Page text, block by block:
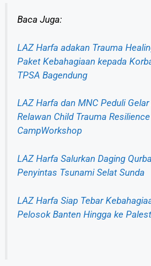
Baca Juga:
LAZ Harfa adakan Trauma
Paket Kebahagiaan kepada
TPSA Bagendung
LAZ Harfa dan MNC Peduli
Relawan Child Trauma Resilience
CampWorkshop
LAZ Harfa Salurkan Daging
Penyintas Tsunami Selat Sunda
LAZ Harfa Siap Tebar
Pelosok Banten Hingga ke